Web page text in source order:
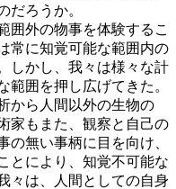
だろうか。
外の物事を体験するこ
常に知覚可能な範囲内の
しかし、我々は様々な計
範囲を押し広げてきた。
から人間以外の生物の
家もまた、観察と自己の
の無い事柄に目を向け、
とにより、知覚不可能な
々は、人間としての自身